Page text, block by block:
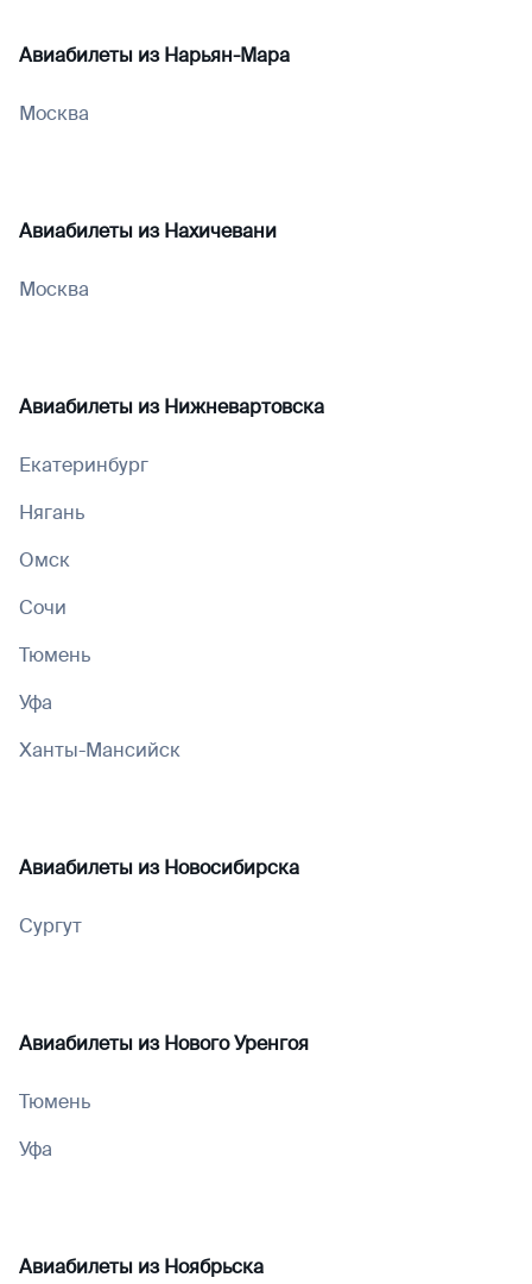
Авиабилеты изНарьян-Мара
Москва
Авиабилеты изНахичевани
Москва
Авиабилеты изНижневартовска
Екатеринбург
Нягань
Омск
Сочи
Тюмень
Уфа
Ханты-Мансийск
Авиабилеты изНовосибирска
Сургут
Авиабилеты изНового Уренгоя
Тюмень
Уфа
Авиабилеты изНоябрьска